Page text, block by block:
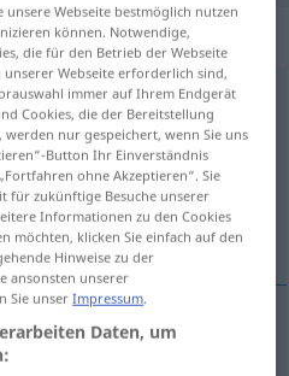
: Femininum
anklicken/antippen)
Webseite bestmöglich nutzen
können. Notwendige,
die für den Betrieb der Webseite
Webseite erforderlich sind,
immer auf Ihrem Endgerät
Cookies, die der Bereitstellung
nur gespeichert, wenn Sie uns
Button Ihr Einverständnis
ohne Akzeptieren“. Sie
für zukünftige Besuche unserer
Informationen zu den Cookies
möchten, klicken Sie einfach auf den
Hinweise zu der
ansonsten unserer
Sie unserImpressum.
Daten, um